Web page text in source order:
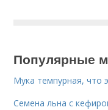
Популярные
Мука темпурная, что
Семена льна с